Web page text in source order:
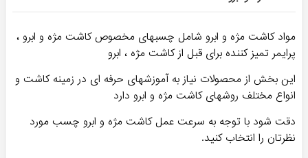
شانه لیفت مژه - Brush for
lifting eyelashes
ناموجود
سرمانکن تمرین کاشت مژه